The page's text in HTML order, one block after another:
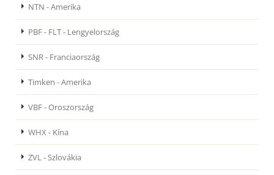
NTN - Amerika
PBF - FLT - Lengyelország
SNR - Franciaország
Timken - Amerika
VBF - Oroszország
WHX - Kína
ZVL - Szlovákia